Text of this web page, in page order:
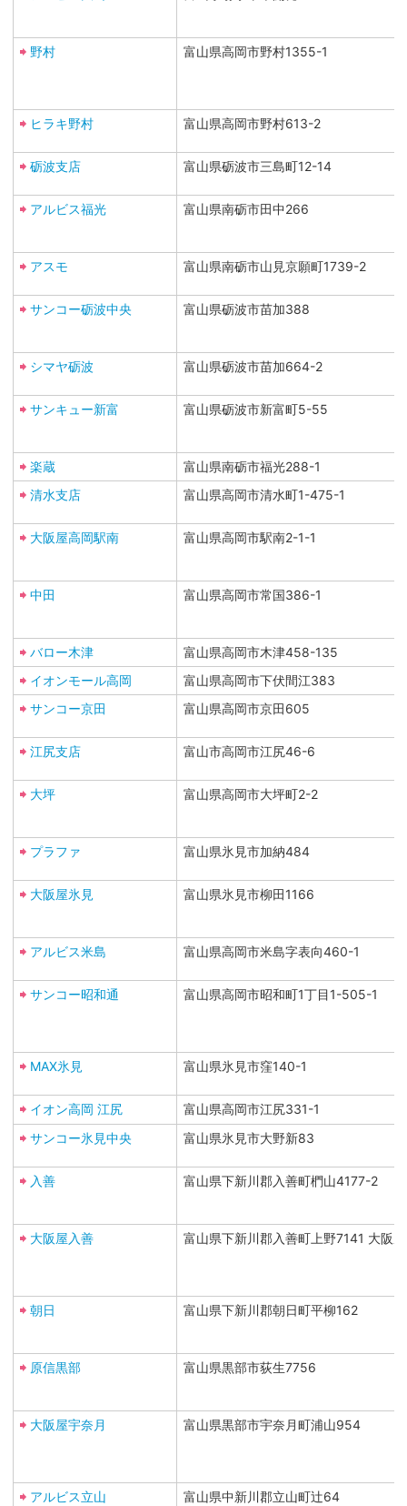
野村 富山県高岡市野村1355-1
ヒラキ野村 富山県高岡市野村613-2
砺波支店 富山県砺波市三島町12-14
アルビス福光 富山県南砺市田中266
アスモ 富山県南砺市山見京願町1739-2
サンコー砺波中央 富山県砺波市苗加388
シマヤ砺波 富山県砺波市苗加664-2
サンキュー新富 富山県砺波市新富町5-55
楽蔵
富山県南砺市福光288-1
清水支店
富山県高岡市清水町1-475-1
大阪屋高岡駅南 富山県高岡市駅南2-1-1
中田 富山県高岡市常国386-1
バロー木津
富山県高岡市木津458-135
イオンモール高岡
富山県高岡市下伏間江383
サンコー京田
富山県高岡市京田605
江尻支店 富山市高岡市江尻46-6
大坪 富山県高岡市大坪町2-2
プラファ 富山県氷見市加納484
大阪屋氷見 富山県氷見市柳田1166
アルビス米島 富山県高岡市米島字表向460-1
サンコー昭和通 富山県高岡市昭和町1丁目1-505-1
MAX氷見 富山県氷見市窪140-1
イオン高岡 江尻
富山県高岡市江尻331-1
サンコー氷見中央
富山県氷見市大野新83
入善 富山県下新川郡入善町椚山4177-2
大阪屋入善 富山県下新川郡入善町上野7141 大阪
朝日 富山県下新川郡朝日町平柳162
原信黒部 富山県黒部市荻生7756
大阪屋宇奈月 富山県黒部市宇奈月町浦山954
アルビス立山 富山県中新川郡立山町辻64